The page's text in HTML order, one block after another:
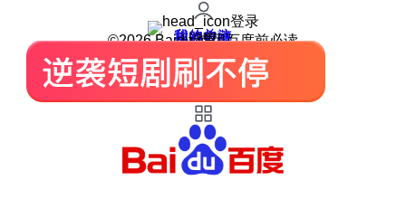
登录
我的关注
我的收藏
皮肤中心
用户反馈
设置
©2026 Baidu 使用百度前必读